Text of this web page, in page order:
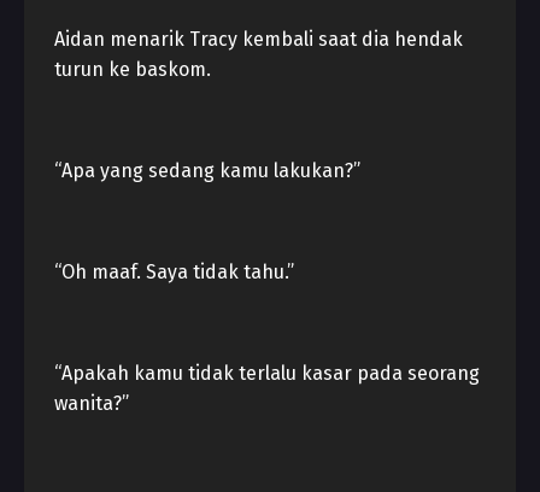
Aidan menarik Tracy kembali saat dia hendak
turun ke baskom.
“Apa yang sedang kamu lakukan?”
“Oh maaf. Saya tidak tahu.”
“Apakah kamu tidak terlalu kasar pada seorang
wanita?”